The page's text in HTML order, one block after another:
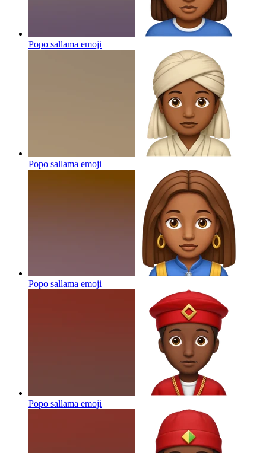
Popo sallama emoji
Popo sallama emoji
Popo sallama emoji
Popo sallama emoji